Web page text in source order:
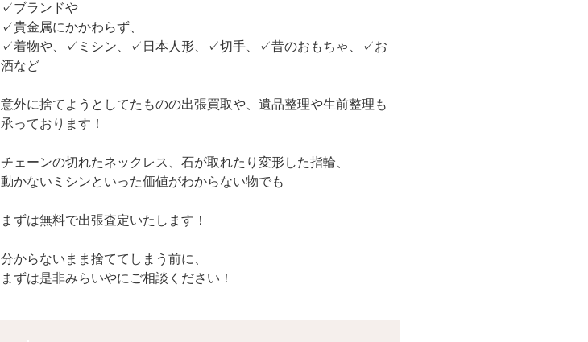
✓ブランドや
✓貴金属にかかわらず、
✓着物や、✓ミシン、✓日本人形、✓切手、✓昔のおもちゃ、✓お
酒など
意外に捨てようとしてたものの出張買取や、遺品整理や生前整理も
承っております！
チェーンの切れたネックレス、石が取れたり変形した指輪、
動かないミシンといった価値がわからない物でも
まずは無料で出張査定いたします！
分からないまま捨ててしまう前に、
まずは是非みらいやにご相談ください！